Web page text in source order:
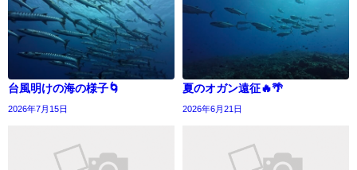
台風明けの海の様子🌀
2026年7月15日
夏のオガン遠征🔥🌴
2026年6月21日